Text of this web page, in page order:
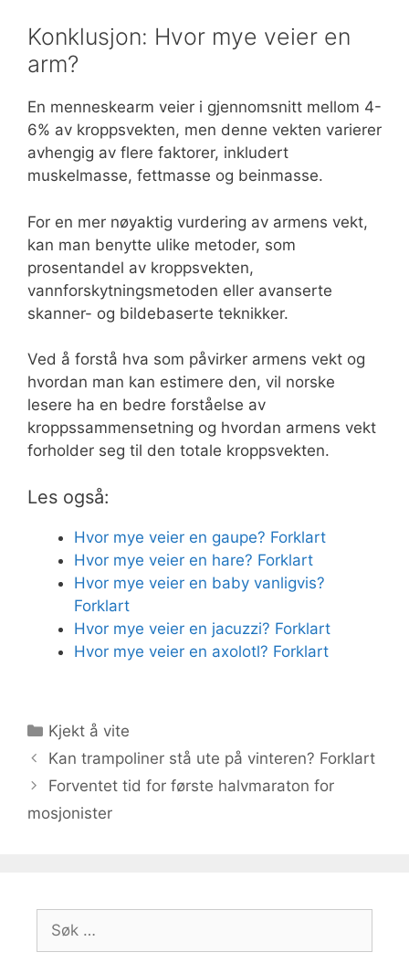
Konklusjon: Hvor mye veier en
arm?
En menneskearm veier i gjennomsnitt mellom 4-
6% av kroppsvekten, men denne vekten varierer
avhengig av flere faktorer, inkludert
muskelmasse, fettmasse og beinmasse.
For en mer nøyaktig vurdering av armens vekt,
kan man benytte ulike metoder, som
prosentandel av kroppsvekten,
vannforskytningsmetoden eller avanserte
skanner- og bildebaserte teknikker.
Ved å forstå hva som påvirker armens vekt og
hvordan man kan estimere den, vil norske
lesere ha en bedre forståelse av
kroppssammensetning og hvordan armens vekt
forholder seg til den totale kroppsvekten.
Les også:
Hvor mye veier en gaupe? Forklart
Hvor mye veier en hare? Forklart
Hvor mye veier en baby vanligvis?
Forklart
Hvor mye veier en jacuzzi? Forklart
Hvor mye veier en axolotl? Forklart
Kategorier
Kjekt å vite
Kan trampoliner stå ute på vinteren? Forklart
Forventet tid for første halvmaraton for
mosjonister
Søk
etter: